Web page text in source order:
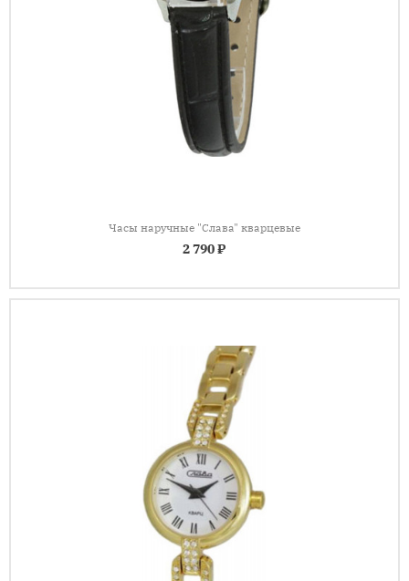
Часы наручные "Слава" кварцевые
2 790 ₽